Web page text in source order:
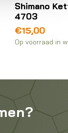
39T-MM FC-